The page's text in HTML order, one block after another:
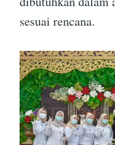
sesuai rencana.